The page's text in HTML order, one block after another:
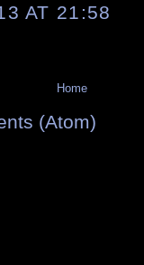
AT 21:58
Home
(Atom)